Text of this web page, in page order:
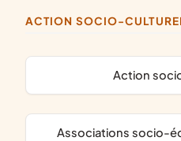
ACTION SOCIO-
action
associations socio-